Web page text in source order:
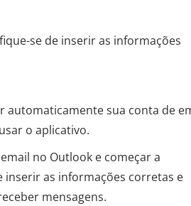
se de inserir as informações
automaticamente sua conta de
o aplicativo.
no Outlook e começar a
inserir as informações corretas e
mensagens.